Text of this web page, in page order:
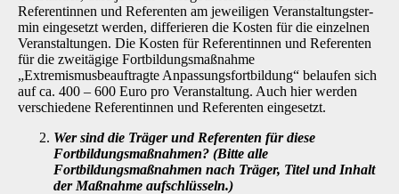
Referentinnen und Referenten am jeweiligen Veranstaltungster­
min eingesetzt werden, differieren die Kosten für die einzelnen
Veranstaltungen. Die Kosten für Referentinnen und Referenten
für die zweitägige Fortbildungsmaßnahme
„Extremismusbeauftragte Anpassungsfortbildung“ belaufen sich
auf ca. 400 – 600 Euro pro Veranstaltung. Auch hier werden
verschiedene Referentinnen und Referenten eingesetzt.
Wer sind die Träger und Referenten für diese
Fortbildungsmaßnahmen? (Bitte alle
Fortbildungsmaßnahmen nach Träger, Titel und Inhalt
der Maßnahme aufschlüs­seln.)